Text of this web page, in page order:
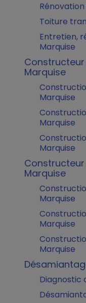
Toiture
Entretien,
Marquise
Marquise
Marquise
Marquise
Marquise
Marquise
Marquise
Marquise
Marquise
Diagnostic